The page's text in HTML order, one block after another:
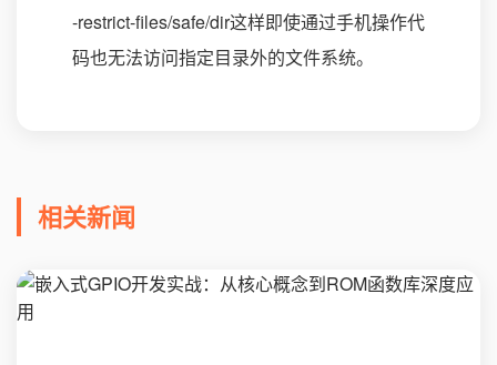
-restrict-files/safe/dir这样即使通过手机操作代
码也无法访问指定目录外的文件系统。
相关新闻